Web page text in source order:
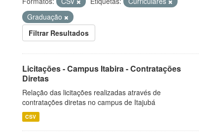
Graduação
Filtrar Resultados
Licitações - Campus Itabira - Contratações
Diretas
Relação das licitações realizadas através de
contratações diretas no campus de Itajubá
CSV